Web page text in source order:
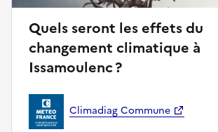
Quels seront les effets du
changement climatique à
Issamoulenc ?
Climadiag Commune